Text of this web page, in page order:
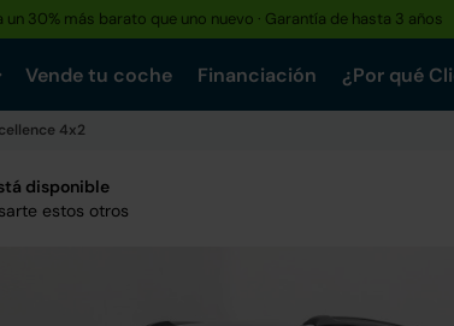
un 30% más barato que uno nuevo · Garantía de hasta 3 años
Vende tu coche Financiación ¿Por qué
4x2
disponible
estos otros